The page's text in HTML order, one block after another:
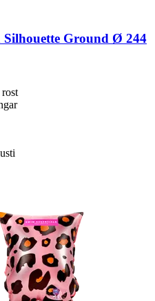
Silhouette Ground Ø 244